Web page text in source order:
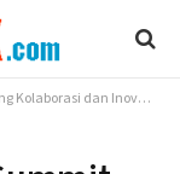
Kesuksesan Bisnis Bersama